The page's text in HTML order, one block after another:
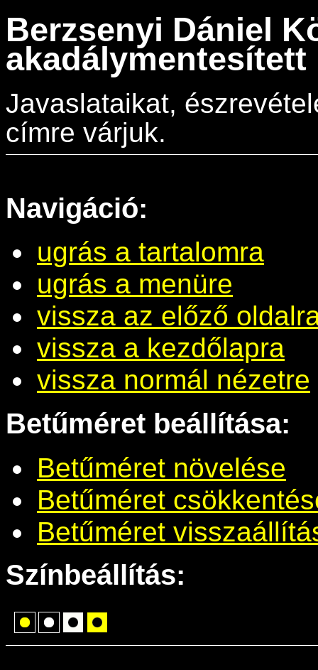
Berzsenyi Dániel
akadálymentesített
Javaslataikat,
címre várjuk.
Navigáció:
ugrás a tartalomra
ugrás a menüre
vissza az előző
vissza a kezdőlapra
vissza normál nézetre
Betűméret beállítása:
Betűméret növelése
Betűméret
Betűméret
Színbeállítás: